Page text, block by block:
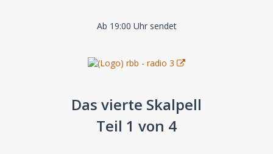
Ab 19:00 Uhr sendet
Das vierte Skalpell
Teil 1 von 4